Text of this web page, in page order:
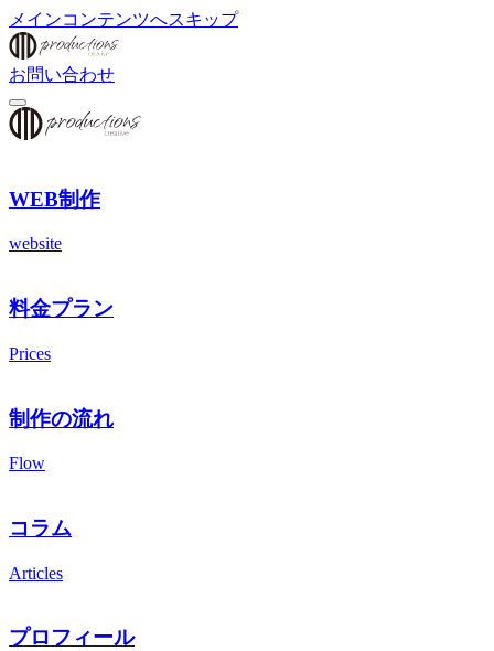
メインコンテンツへスキップ
お問い合わせ
WEB制作
website
料金プラン
Prices
制作の流れ
Flow
コラム
Articles
プロフィール